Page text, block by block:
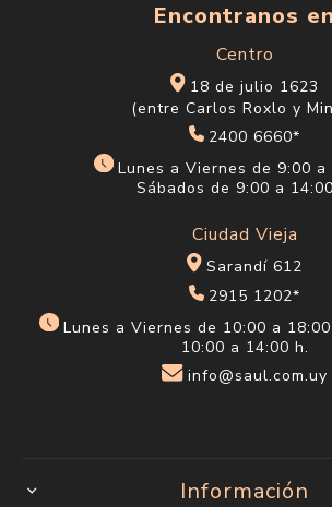
Encontranos en
Centro
18 de julio 1623
(entre Carlos Roxlo y
2400 6660*
Lunes a Viernes de 9:00 a
Sábados de 9:00 a
Ciudad Vieja
Sarandí 612
2915 1202*
Lunes a Viernes de 10:00 a
10:00 a 14:00 h.
info@saul.com.uy
Información